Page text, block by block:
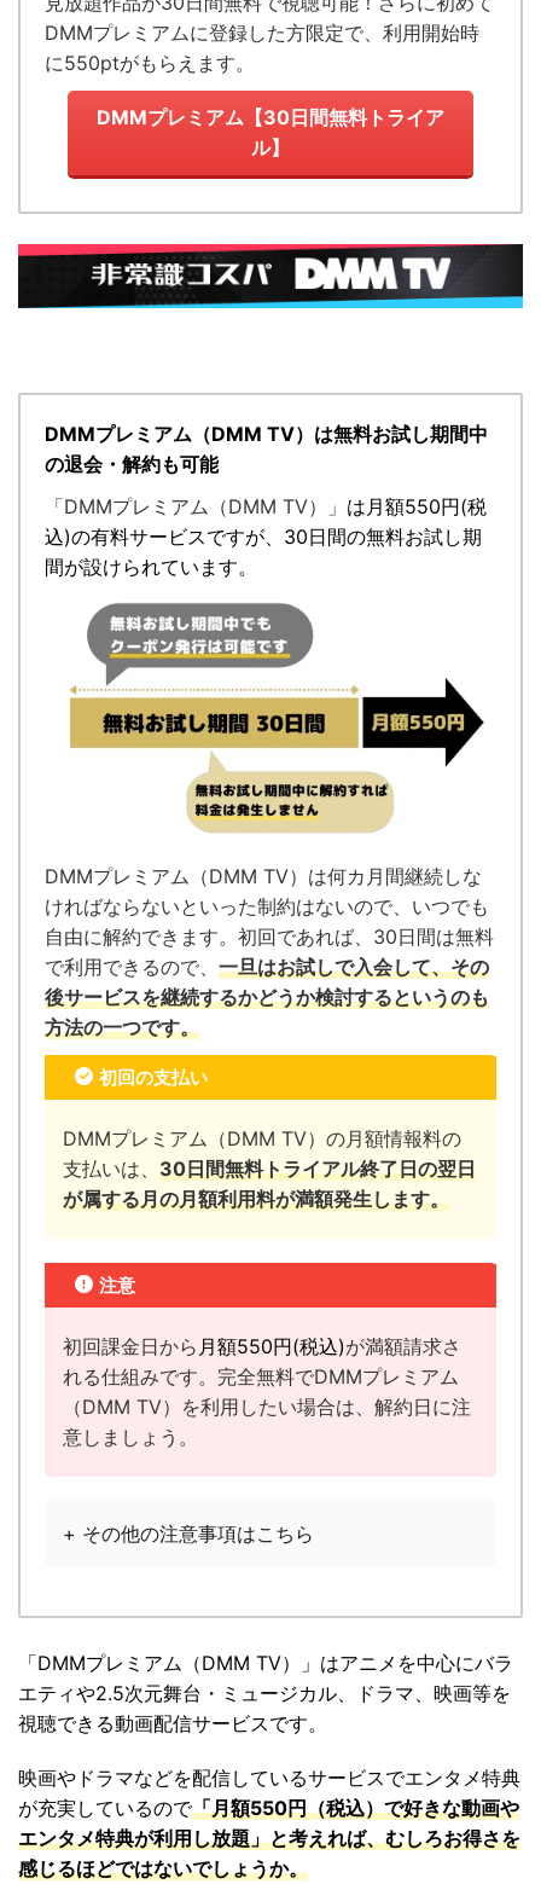
DMMプレミアムに登録した方限定で、利用開始時
に550ptがもらえます。
DMMプレミアム【30日間無料トライア
ル】
DMMプレミアム（DMM TV）は無料お試し期間中
の退会・解約も可能
「DMMプレミアム（DMM TV）」 は月額550円(税
込)の有料サービスですが、 30日間の無料お試し期
間が設けられています。
DMMプレミアム（DMM TV）は何カ月間継続しな
ければならないといった制約はないので、いつでも
自由に解約できます。 初回であれば、30日間は無料
で利用できるので、 一旦はお試しで入会して、その
後サービスを継続するかどうか検討するというのも
方法の一つです。
初回の支払い
DMMプレミアム（DMM TV）の月額情報料の
支払いは、 30日間無料トライアル終了日の翌日
が属する月の月額利用料が満額発生します。
注意
初回課金日から 月額550円(税込)が満額請求さ
れる仕組みです。完全無料でDMMプレミアム
（DMM TV）を利用したい場合は、解約日に注
意しましょう。
+ その他の注意事項はこちら
「DMMプレミアム（DMM TV） 」はアニメを中心にバラ
エティや2.5次元舞台・ミュージカル、ドラマ、映画等を
視聴できる動画配信サービスです。
映画やドラマなどを配信しているサービスでエンタメ特典
が充実しているので「月額550円（税込）で好きな動画や
エンタメ特典が利用し放題」と考えれば、むしろお得さを
感じるほどではないでしょうか。